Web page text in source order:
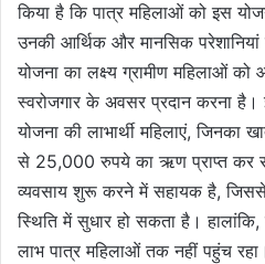
किया है कि पात्र महिलाओं को इस
उनकी आर्थिक और मानसिक
योजना का लक्ष्य ग्रामीण महिलाओं
स्वरोजगार के अवसर प्रदान करना
योजना की लाभार्थी महिलाएं, जिनका
से 25,000 रुपये का ऋण प्राप्त कर
व्यवसाय शुरू करने में सहायक है, जिससे
स्थिति में सुधार हो सकता है।
लाभ पात्र महिलाओं तक नहीं पहुंच रहा।